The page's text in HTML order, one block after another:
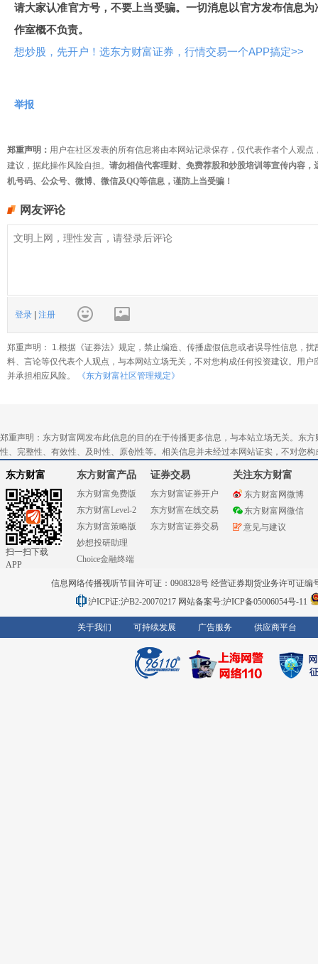
请大家认准官方号，不要上当受骗。一切消息以官方发布信息
作室概不负责。
想炒股，先开户！选东方财富证券，行情交易一个APP搞定>>
举报
郑重声明： 用户在社区发表的所有信息将由本网站记录保存，仅代表作者个人观
建议，据此操作风险自担。 请勿相信代客理财、免费荐股和炒股培训等宣传内容
机号码、公众号、微博、微信及QQ等信息，谨防上当受骗！
网友评论
登录 | 注册
郑重声明： 1.根据《证券法》规定，禁止编造、传播虚假信息或者误导性信息，
料、言论等仅代表个人观点，与本网站立场无关，不对您构成任何投资建议。用
并承担相应风险。
《东方财富社区管理规定》
郑重声明：东方财富网发布此信息的目的在于传播更多信息，与本站立场无关。东
性、完整性、有效性、及时性、原创性等。相关信息并未经过本网站证实，不对您
东方财富
扫一扫下载
APP
东方财富产品
东方财富免费版
东方财富Level-2
东方财富策略版
妙想投研助理
Choice金融终端
证券交易
东方财富证券开户
东方财富在线交易
东方财富证券交易
关注东方财富
东方财富网微博
东方财富网微信
意见与建议
信息网络传播视听节目许可证：0908328号 经营证券期货业务许可证编
沪ICP证:沪B2-20070217 网站备案号:沪ICP备05006054号-11
关于我们 可持续发展 广告服务 供应商平台